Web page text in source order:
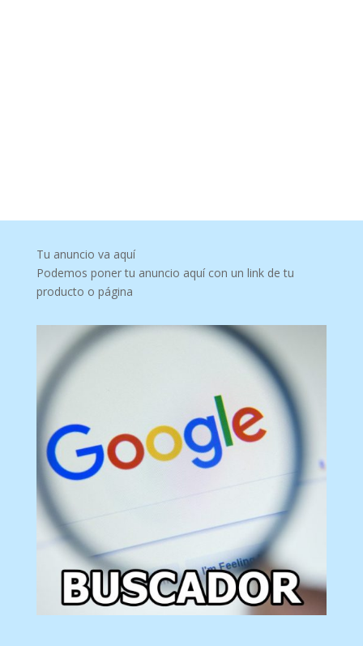
Tu anuncio va aquí
Podemos poner tu anuncio aquí con un link de tu
producto o página